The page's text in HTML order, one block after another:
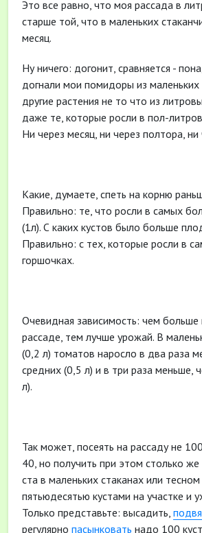
Это все равно, что моя рассада в
старше той, что в маленьких
месяц.
Ну ничего: догонит, сравняется -
догнали мои помидоры из маленьких
другие растения не то что из
даже те, которые росли в пол-
Ни через месяц, ни через полтора,
Какие, думаете, спеть на корню
Правильно: те, что росли в самых
(1л). С каких кустов было больше
Правильно: с тех, которые росли в
горшочках.
Очевидная зависимость: чем больше
рассаде, тем лучше урожай. В
(0,2 л) томатов наросло в два раза
средних (0,5 л) и в три раза меньше,
л).
Так может, посеять на рассаду не
40, но получить при этом столько
ста в маленьких стаканах или
пятьюдесятью кустами на участке и
Только представьте: высадить,
регулярно пасынковать надо 100